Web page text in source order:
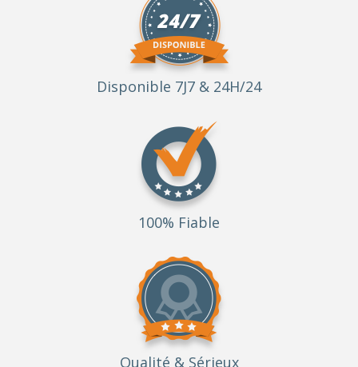
Disponible 7J7 & 24H/24
100% Fiable
Qualité & Sérieux